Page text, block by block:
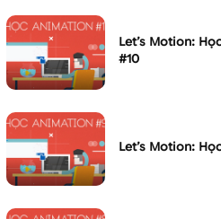
Let’s Motion:
#10
Let’s Motion: